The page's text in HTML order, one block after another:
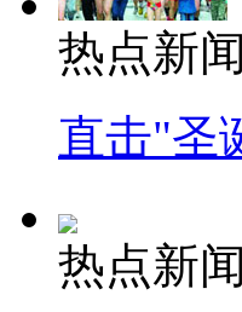
热点新闻
直击"圣
热点新闻